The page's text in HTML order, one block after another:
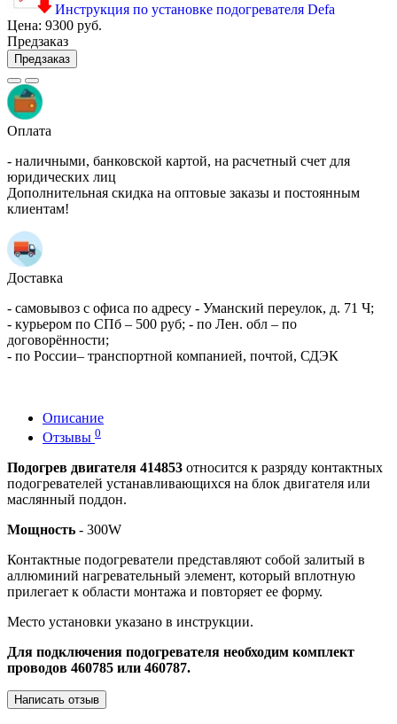
Инструкция по установке подогревателя Defa
Цена: 9300 руб.
Предзаказ
Предзаказ
Оплата
- наличными, банковской картой, на расчетный счет для
юридических лиц
Дополнительная скидка на оптовые заказы и постоянным
клиентам!
Доставка
- самовывоз с офиса по адресу - Уманский переулок, д. 71 Ч;
- курьером по СПб – 500 руб; - по Лен. обл – по
договорённости;
- по России– транспортной компанией, почтой, СДЭК
Описание
Отзывы 0
Подогрев двигателя 414853 относится к разряду контактных
подогревателей устанавливающихся на блок двигателя или
маслянный поддон.
Мощность - 300W
Контактные подогреватели представляют собой залитый в
аллюминий нагревательный элемент, который вплотную
прилегает к области монтажа и повторяет ее форму.
Место установки указано в инструкции.
Для подключения подогревателя необходим комплект
проводов 460785 или 460787.
Написать отзыв